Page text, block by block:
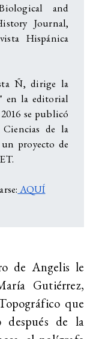
and
Journal,
Hispánica
Ñ, dirige la
en la editorial
se publicó
de la
proyecto de
AQUÍ
de Angelis le
Gutiérrez,
que
después de la